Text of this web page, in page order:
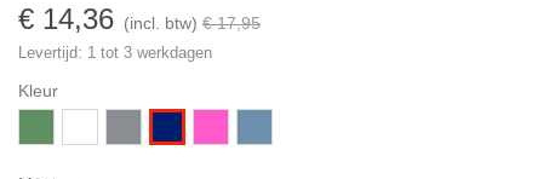
€ 14,36 (incl. btw) € 17,95
Levertijd: 1 tot 3 werkdagen
Kleur